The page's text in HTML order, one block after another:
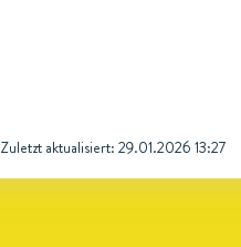
Zuletzt aktualisiert: 29.01.2026 13:27